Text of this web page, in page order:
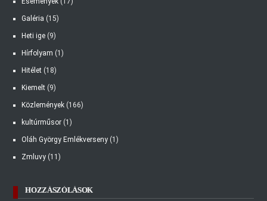
Galéria (15)
Heti ige (9)
Hírfolyam (1)
Hitélet (18)
Kiemelt (9)
Közlemények (166)
kultúrműsor (1)
Oláh György Emlékverseny (1)
Zmluvy (11)
HOZZÁSZÓLÁSOK